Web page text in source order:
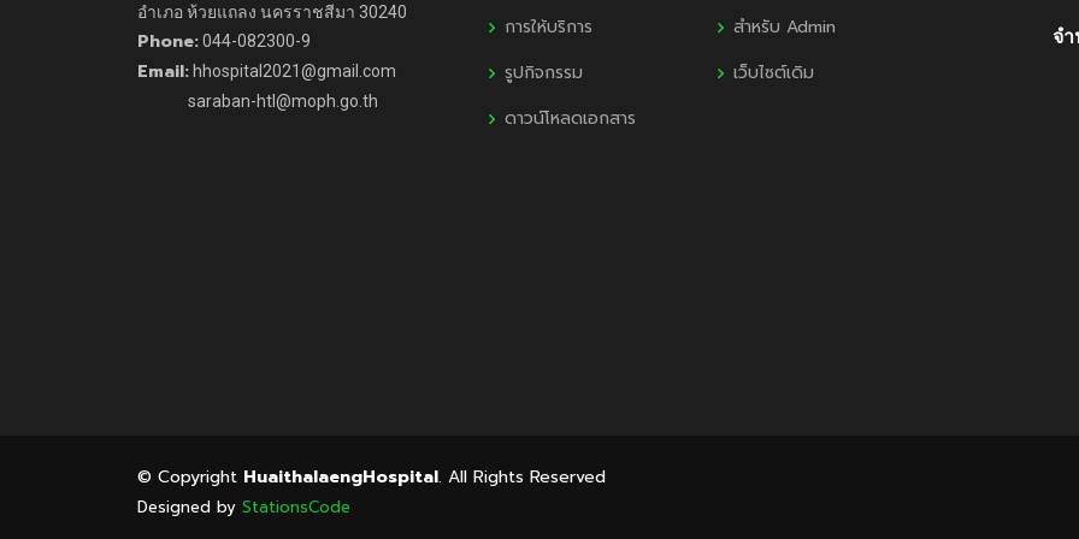
อำเภอ ห้วยแถลง นครราชสีมา 30240
Phone:044-082300-9
Email: hhospital2021@gmail.com
saraban-htl@moph.go.th
การให้บริการ
รูปกิจกรรม
ดาวน์โหลดเอกสาร
สำหรับ Admin
เว็บไซต์เดิม
จ
© Copyright HuaithalaengHospital. All Rights Reserved
Designed by StationsCode